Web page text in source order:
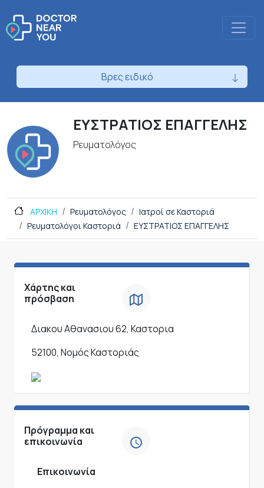
Βρες ειδικό
ΕΥΣΤΡΑΤΙΟΣ ΕΠΑΓΓΕΛΗΣ
Ρευματολόγος
ΑΡΧΙΚΗ Ρευματολόγος
Ιατροί σε Καστοριά
Ρευματολόγοι Καστοριά
ΕΥΣΤΡΑΤΙΟΣ ΕΠΑΓΓΕΛΗΣ
Χάρτης και
πρόσβαση
Διακου Αθανασιου 62, Καστορια
52100, Νομός Καστοριάς
Πρόγραμμα και
επικοινωνία
Επικοινωνία